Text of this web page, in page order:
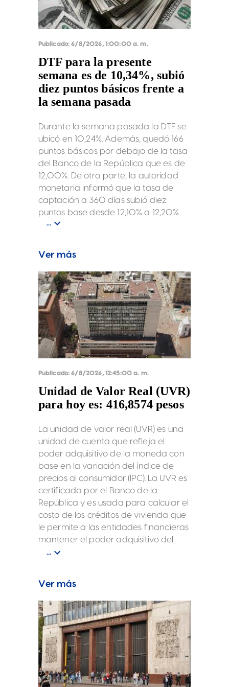
Publicado:6/8/2026, 1:00:00 a. m.
DTF para la presente
semana es de 10,34%, subió
diez puntos básicos frente a
la semana pasada
Durante la semana pasada la DTF se
ubicó en 10,24%. Además, quedó 166
puntos básicos por debajo de la tasa
del Banco de la República que es de
12,00%. De otra parte, la autoridad
monetaria informó que la tasa de
captación a 360 días subió diez
puntos base desde 12,10% a 12,20%.
La tasa de captación a 180 días
base frente a la semana pasada que
...
Ver más
Publicado:6/8/2026, 12:45:00 a. m.
Unidad de Valor Real (UVR)
para hoy es: 416,8574 pesos
La unidad de valor real (UVR) es una
unidad de cuenta que refleja el
poder adquisitivo de la moneda con
base en la variación del índice de
precios al consumidor (IPC). La UVR es
certificada por el Banco de la
República y es usada para calcular el
costo de los créditos de vivienda que
le permite a las entidades financieras
mantener el poder adquisitivo del
dinero prestado.
...
Ver más